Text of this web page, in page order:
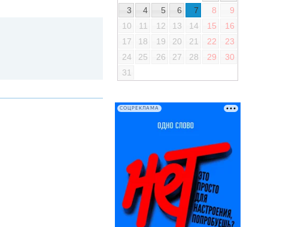
3
4 5 6 7 8
9
10
11 12 13 14 15
16
17
18 19 20 21 22
23
24
25 26 27 28 29
30
31
СОЦРЕКЛАМА